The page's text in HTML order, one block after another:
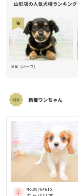
山形店の人気犬種ランキング
MIX（ハーフ）
新着ワンちゃん
No.00764615